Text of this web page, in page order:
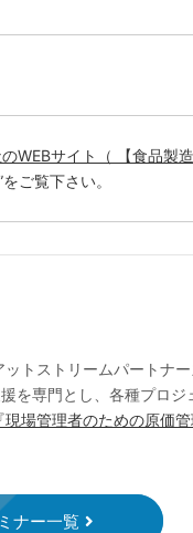
WEBサイト（ 【食品製
をご覧下さい。
トストリームパートナ
を専門とし、各種プロジ
『現場管理者のための原価管
ナー一覧